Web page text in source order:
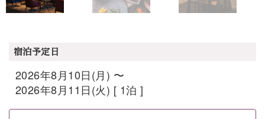
宿泊予定日
2026年8月10日(月) 〜
2026年8月11日(火) [ 1泊 ]